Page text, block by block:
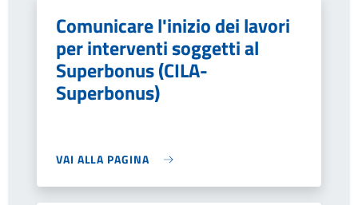
Comunicare l'inizio dei lavori
per interventi soggetti al
Superbonus (CILA-
Superbonus)
VAI ALLA PAGINA